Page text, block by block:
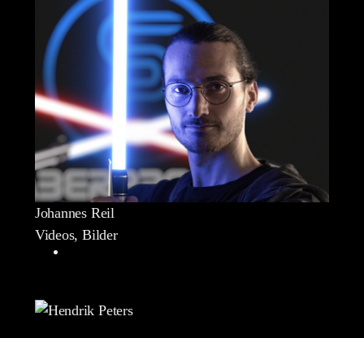
Johannes Reil
Videos, Bilder